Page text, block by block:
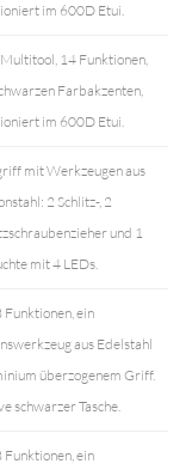
im 600D Etui.
14 Funktionen,
Farbakzenten,
im 600D Etui.
mit Werkzeugen aus
2 Schlitz-, 2
und 1
mit 4 LEDs.
Funktionen, ein
aus Edelstahl
überzogenem Griff.
schwarzer Tasche.
Funktionen, ein